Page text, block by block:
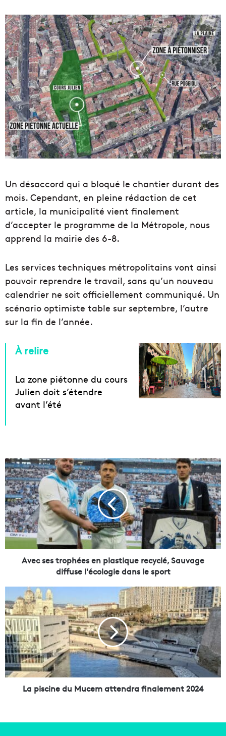
Un désaccord qui a bloqué le chantier durant des
mois. Cependant, en pleine rédaction de cet
article, la municipalité vient finalement
d’accepter le programme de la Métropole, nous
apprend la mairie des 6-8.
Les services techniques métropolitains vont ainsi
pouvoir reprendre le travail, sans qu’un nouveau
calendrier ne soit officiellement communiqué. Un
scénario optimiste table sur septembre, l’autre
sur la fin de l’année.
À relire
La zone piétonne du cours
Julien doit s’étendre
avant l’été
A
v
e
c
s
e
s
t
r
e
s
e
n
p
l
a
s
Avec ses trophées en plastique recyclé, Sauvage
diffuse l'écologie dans le sport
a
p
i
s
c
i
n
e
La piscine du Mucem attendra finalement 2024